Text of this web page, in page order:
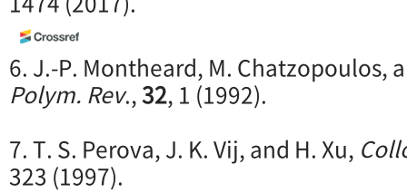
6. J.-P. Montheard, M. Chatzopoulos,
Polym. Rev.,32, 1 (1992).
7. T. S. Perova, J. K. Vij, and H. Xu,
323 (1997).